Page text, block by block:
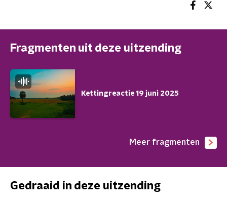
Fragmenten uit deze uitzending
Kettingreactie 19 juni 2025
Meer fragmenten
Gedraaid in deze uitzending